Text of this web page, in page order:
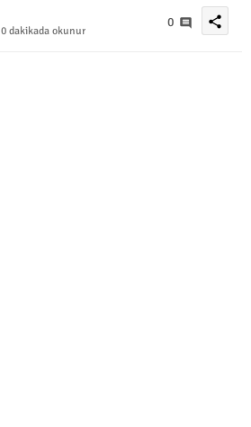
0 dakikada okunur
0 share